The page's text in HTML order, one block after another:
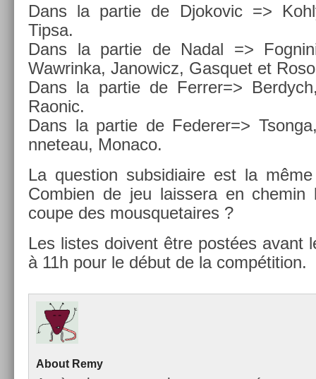
Dans la par­tie de Djokovic =>
Tipsa.
Dans la par­tie de Nadal =>
Waw­rinka, Janowicz, Gas­quet et
Dans la par­tie de Ferr­er=>
Raonic.
Dans la par­tie de Feder­er=>
nneteau, Monaco.
La ques­tion sub­sidiaire est la
Com­bi­en de jeu lais­sera en chemin
coupe des mous­quetaires ?
Les li­stes doivent être postées avant
à 11h pour le début de la com­péti­tion.
About Remy